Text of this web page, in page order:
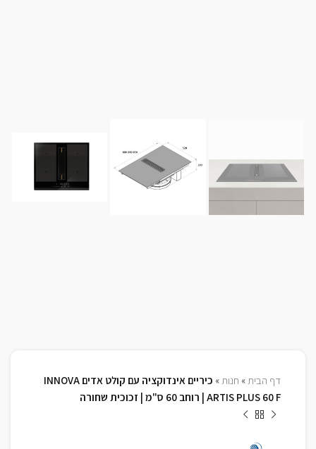
דף הבית» חנות»
כיריים אינדוקציה עם קולט אדים INNOVA
ARTIS PLUS 60 F | רוחב 60 ס"מ | זכוכית שחורה